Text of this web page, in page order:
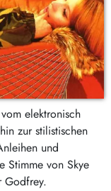
elektronisch
zur stilistischen
und
Stimme von Skye
Godfrey.